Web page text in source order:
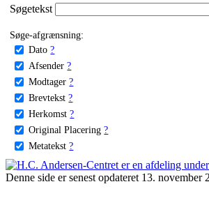
Søgetekst
Søge-afgrænsning:
Dato ?
Afsender ?
Modtager ?
Brevtekst ?
Herkomst ?
Original Placering ?
Metatekst ?
Denne side er senest opdateret 13.